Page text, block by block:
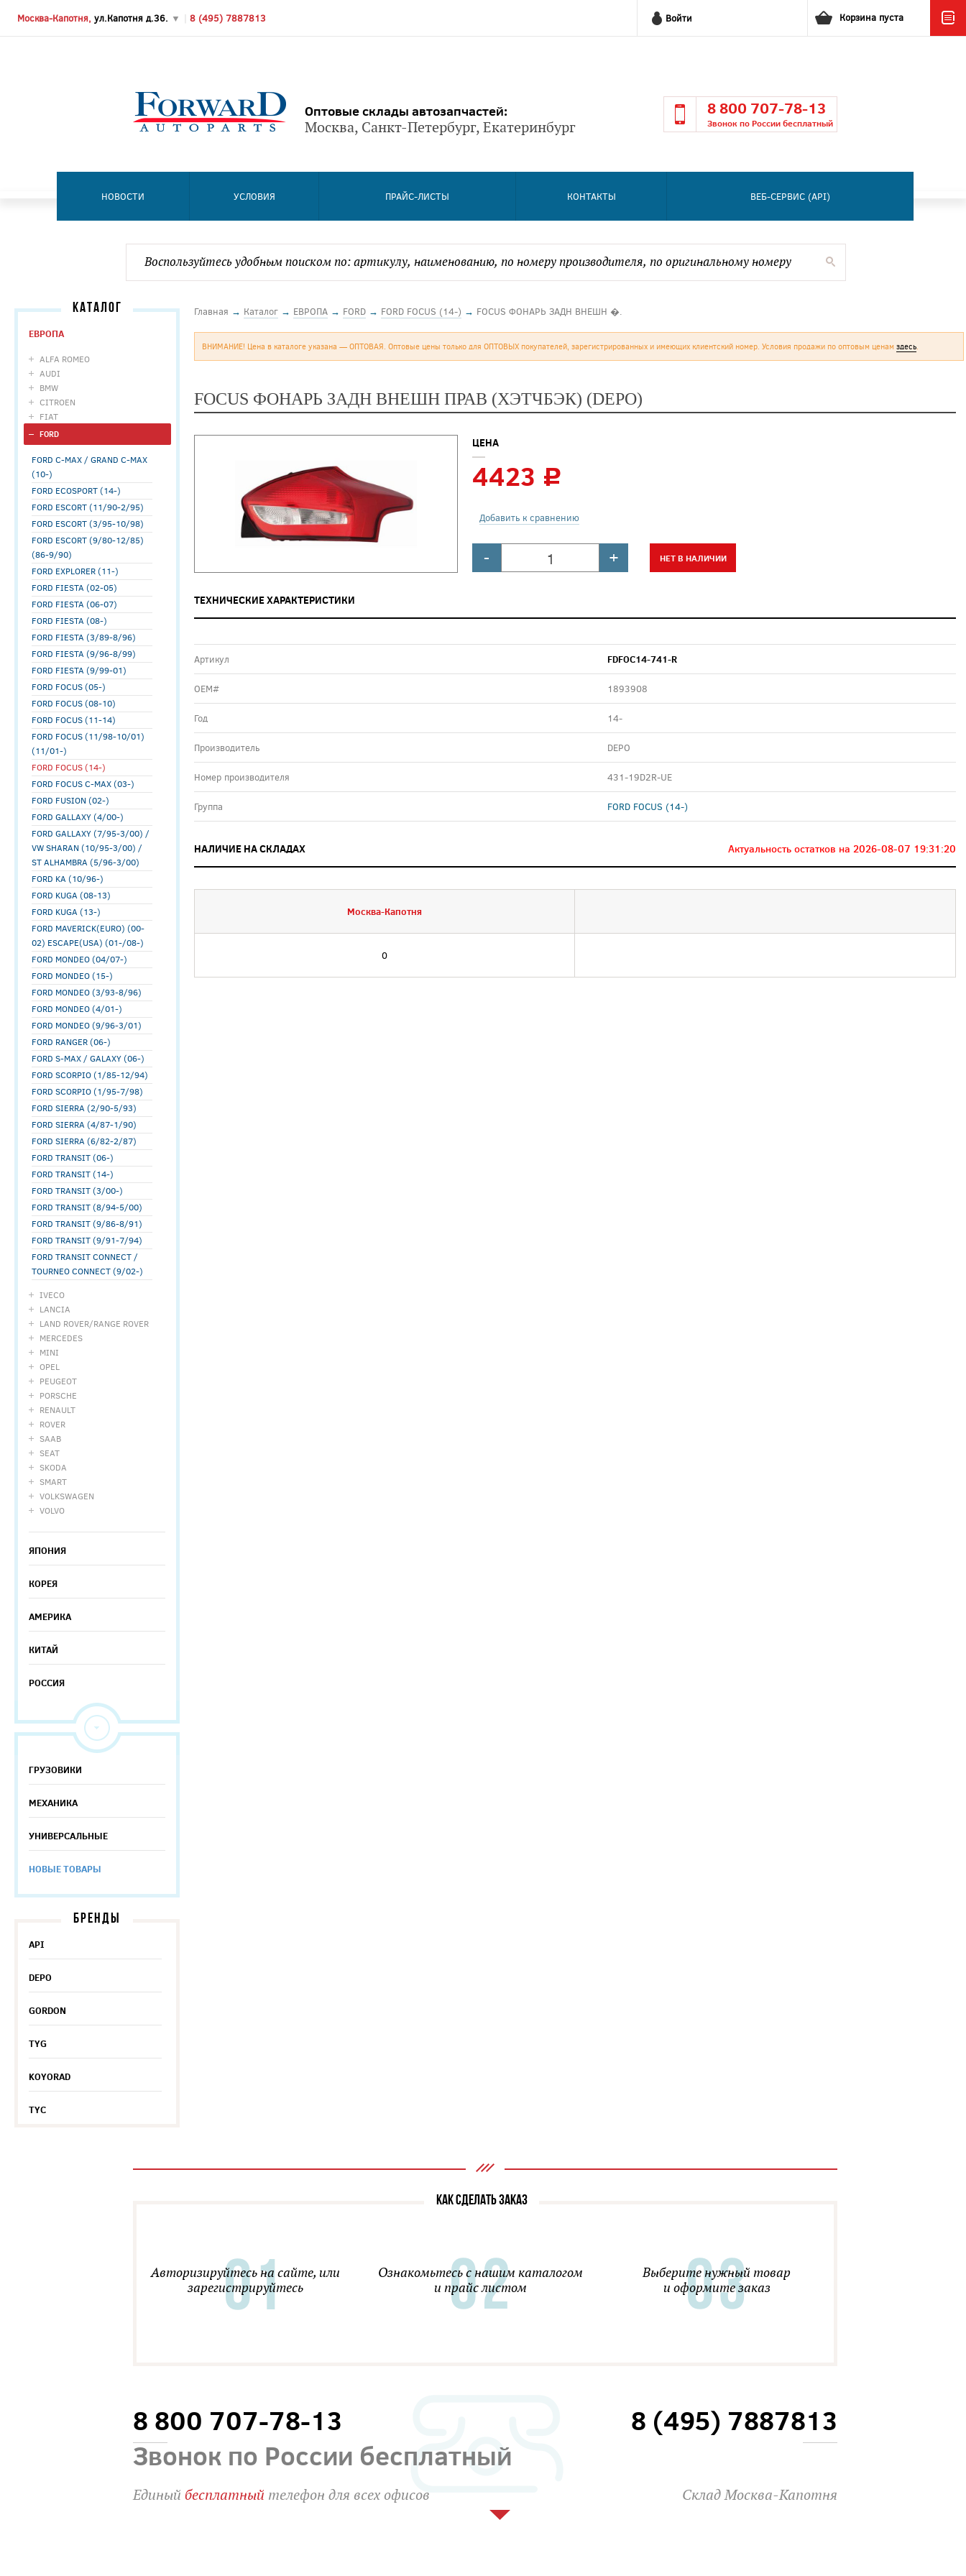
Москва-Капотня, ул.Капотня д.36. ▼ 8 (495) 7887813 Войти Корзина пуста
Оптовые склады автозапчастей:
Москва, Санкт-Петербург, Екатеринбург
8 800 707-78-13
Звонок по России бесплатный
НОВОСТИ УСЛОВИЯ ПРАЙС-ЛИСТЫ КОНТАКТЫ ВЕБ-СЕРВИС (API)
КАТАЛОГ
ЕВРОПА
ALFA ROMEO
AUDI
BMW
CITROEN
FIAT
FORD
FORD C-MAX / GRAND C-MAX
(10-)
FORD ECOSPORT (14-)
FORD ESCORT (11/90-2/95)
FORD ESCORT (3/95-10/98)
FORD ESCORT (9/80-12/85)
(86-9/90)
FORD EXPLORER (11-)
FORD FIESTA (02-05)
FORD FIESTA (06-07)
FORD FIESTA (08-)
FORD FIESTA (3/89-8/96)
FORD FIESTA (9/96-8/99)
FORD FIESTA (9/99-01)
FORD FOCUS (05-)
FORD FOCUS (08-10)
FORD FOCUS (11-14)
FORD FOCUS (11/98-10/01)
(11/01-)
FORD FOCUS (14-)
FORD FOCUS C-MAX (03-)
FORD FUSION (02-)
FORD GALLAXY (4/00-)
FORD GALLAXY (7/95-3/00) /
VW SHARAN (10/95-3/00) /
ST ALHAMBRA (5/96-3/00)
FORD KA (10/96-)
FORD KUGA (08-13)
FORD KUGA (13-)
FORD MAVERICK(EURO) (00-
02) ESCAPE(USA) (01-/08-)
FORD MONDEO (04/07-)
FORD MONDEO (15-)
FORD MONDEO (3/93-8/96)
FORD MONDEO (4/01-)
FORD MONDEO (9/96-3/01)
FORD RANGER (06-)
FORD S-MAX / GALAXY (06-)
FORD SCORPIO (1/85-12/94)
FORD SCORPIO (1/95-7/98)
FORD SIERRA (2/90-5/93)
FORD SIERRA (4/87-1/90)
FORD SIERRA (6/82-2/87)
FORD TRANSIT (06-)
FORD TRANSIT (14-)
FORD TRANSIT (3/00-)
FORD TRANSIT (8/94-5/00)
FORD TRANSIT (9/86-8/91)
FORD TRANSIT (9/91-7/94)
FORD TRANSIT CONNECT /
TOURNEO CONNECT (9/02-)
IVECO
LANCIA
LAND ROVER/RANGE ROVER
MERCEDES
MINI
OPEL
PEUGEOT
PORSCHE
RENAULT
ROVER
SAAB
SEAT
SKODA
SMART
VOLKSWAGEN
VOLVO
ЯПОНИЯ
КОРЕЯ
АМЕРИКА
КИТАЙ
РОССИЯ
ГРУЗОВИКИ
МЕХАНИКА
УНИВЕРСАЛЬНЫЕ
НОВЫЕ ТОВАРЫ
БРЕНДЫ
API
DEPO
GORDON
TYG
KOYORAD
TYC
Главная → Каталог → ЕВРОПА → FORD → FORD FOCUS (14-) → FOCUS ФОНАРЬ ЗАДН ВНЕШН �.
ВНИМАНИЕ! Цена в каталоге указана — ОПТОВАЯ. Оптовые цены только для ОПТОВЫХ покупателей, зарегистрированных и имеющих клиентский номер. Условия продажи по оптовым ценам здесь.
FOCUS ФОНАРЬ ЗАДН ВНЕШН ПРАВ (ХЭТЧБЭК) (DEPO)
ЦЕНА
4423 c
Добавить к сравнению
- + НЕТ В НАЛИЧИИ
ТЕХНИЧЕСКИЕ ХАРАКТЕРИСТИКИ
Артикул FDFOC14-741-R
ОЕМ# 1893908
Год 14-
Производитель DEPO
Номер производителя 431-19D2R-UE
Группа FORD FOCUS (14-)
НАЛИЧИЕ НА СКЛАДАХ Актуальность остатков на 2026-08-07 19:31:20
Москва-Капотня
0
КАК СДЕЛАТЬ ЗАКАЗ
Авторизируйтесь на сайте, или
зарегистрируйтесь
Ознакомьтесь с нашим каталогом
и прайс листом
Выберите нужный товар
и оформите заказ
8 800 707-78-13
Звонок по России бесплатный
8 (495) 7887813
Единыйбесплатный телефон для всех офисов Склад Москва-Капотня